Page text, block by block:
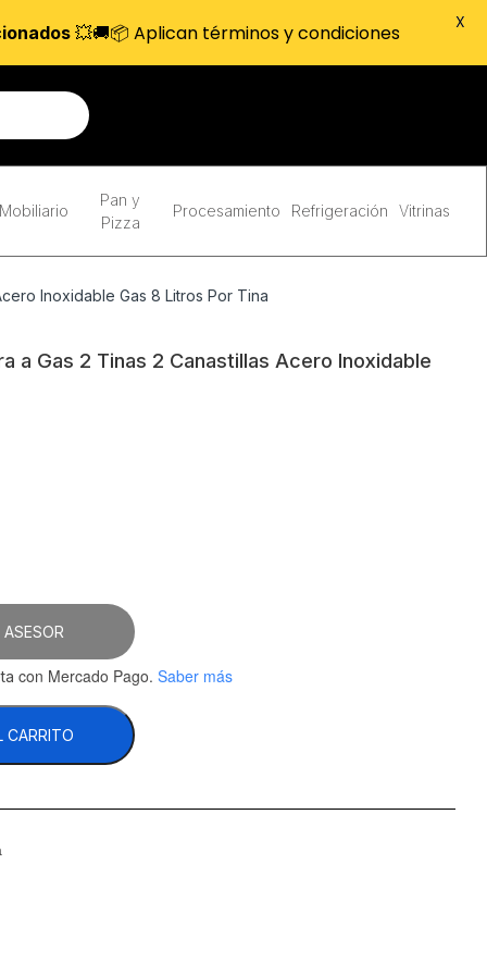
Mobiliario
Pan y
Pizza
Procesamiento Refrigeración Vitrinas
Inoxidable Gas 8 Litros Por Tina
a Gas 2 Tinas 2 Canastillas Acero Inoxidable
con Mercado Pago. Saber más
CARRITO
💥🚚📦 Aplican términos y condiciones X